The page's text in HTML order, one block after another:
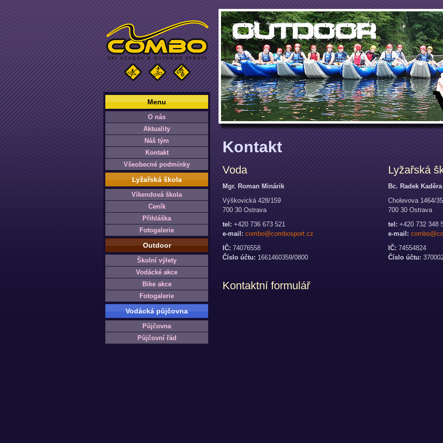
Menu
O nás
Aktuality
Náš tým
Kontakt
Všeobecné podmínky
Lyžařská škola
Víkendová škola
Ceník
Přihláška
Fotogalerie
Outdoor
Školní výlety
Vodácké akce
Bike akce
Fotogalerie
Vodácká půjčovna
Půjčovna
Půjčovní řád
Kontakt
Voda
Mgr. Roman Minárik
Výškovická 428/159
700 30 Ostrava
tel: +420 736 673 521
e-mail: combo@combosport.cz
IČ: 74076558
Číslo účtu: 1661460359/0800
Lyžařská
Bc. Radek Kaděra
Cholevova 1464/35
700 30 Ostrava
tel: +420 732 348
e-mail:
IČ: 74554824
Číslo účtu:
Kontaktní formulář